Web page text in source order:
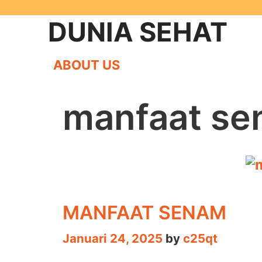
contentDUNIA SEHAT
ABOUT US
manfaat
MANFAAT SENAM
Januari 24, 2025 by c25qt